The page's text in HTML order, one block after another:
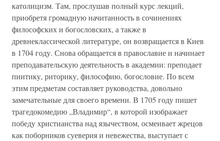
католицизм. Там, прослушав полный курс лекций,
приобретя громадную начитанность в сочинениях
философских и богословских, а также в
древнеклассической литературе, он возвращается в Киев
в 1704 году. Снова обращается в православие и начинает
преподавательскую деятельность в академии: преподает
пиитику, риторику, философию, богословие. По всем
этим предметам составляет руководства, довольно
замечательные для своего времени. В 1705 году пишет
трагедокомедию „Владимир“, в которой изображает
победу христианства над язычеством, осмеивает жрецов
как поборников суеверия и невежества, выступает с